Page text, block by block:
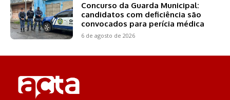
Concurso da Guarda Municipal:
candidatos com deficiência são
convocados para perícia médica
6 de agosto de 2026